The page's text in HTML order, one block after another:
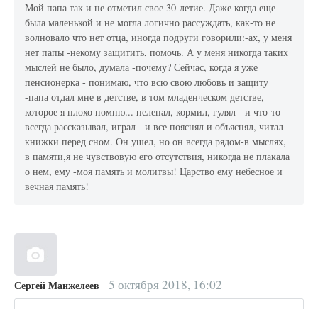
Мой папа так и не отметил свое 30-летие. Даже когда еще
была маленькой и не могла логично рассуждать, как-то не
волновало что нет отца, иногда подруги говорили:-ах, у меня
нет папы -некому защитить, помочь. А у меня никогда таких
мыслей не было, думала -почему? Сейчас, когда я уже
пенсионерка - понимаю, что всю свою любовь и защиту
-папа отдал мне в детстве, в том младенческом детстве,
которое я плохо помню... пеленал, кормил, гулял - и что-то
всегда рассказывал, играл - и все пояснял и объяснял, читал
книжки перед сном. Он ушел, но он всегда рядом-в мыслях,
в памяти,я не чувствовую его отсутствия, никогда не плакала
о нем, ему -моя память и молитвы! Царство ему небесное и
вечная память!
Сергей Манжелеев 5 октября 2018, 16:02